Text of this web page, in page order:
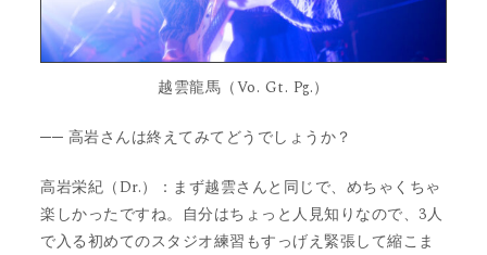
越雲龍馬（Vo. Gt. Pg.）
── 高岩さんは終えてみてどうでしょうか？
高岩栄紀（Dr.）：まず越雲さんと同じで、めちゃくちゃ
楽しかったですね。自分はちょっと人見知りなので、3人
で入る初めてのスタジオ練習もすっげえ緊張して縮こま